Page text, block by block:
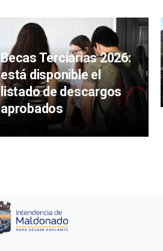
Becas Terciarias 2026:
está disponible el
listado de descargos
aprobados